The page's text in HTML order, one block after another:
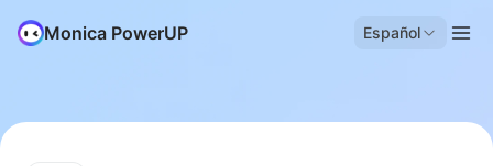
Monica PowerUP Español